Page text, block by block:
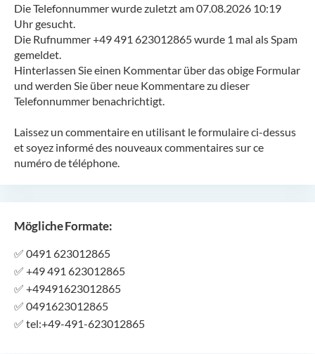
Die Telefonnummer wurde zuletzt am 07.08.2026 10:19
Uhr gesucht.
Die Rufnummer +49 491 623012865 wurde 1 mal als Spam
gemeldet.
Hinterlassen Sie einen Kommentar über das obige Formular
und werden Sie über neue Kommentare zu dieser
Telefonnummer benachrichtigt.
Laissez un commentaire en utilisant le formulaire ci-dessus
et soyez informé des nouveaux commentaires sur ce
numéro de téléphone.
Mögliche Formate:
✅ 0491 623012865
✅ +49 491 623012865
✅ +49491623012865
✅ 0491623012865
✅ tel:+49-491-623012865